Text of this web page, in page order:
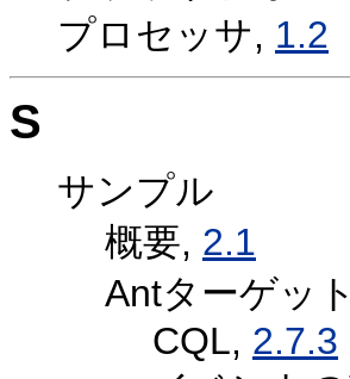
プロセッサ, 1.2
S
サンプル
概要, 2.1
Antターゲット
CQL, 2.7.3